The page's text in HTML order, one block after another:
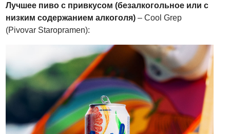
Лучшее пиво с привкусом (безалкогольное или с
низким содержанием алкоголя) – Cool Grep
(Pivovar Staropramen):